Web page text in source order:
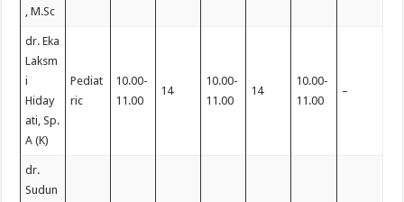
, M.Sc
dr. Eka
Laksm
i
Hiday
ati, Sp.
A (K)
Pediat
ric
10.00-
11.00
14
10.00-
11.00
14
10.00-
11.00
–
dr.
Sudun